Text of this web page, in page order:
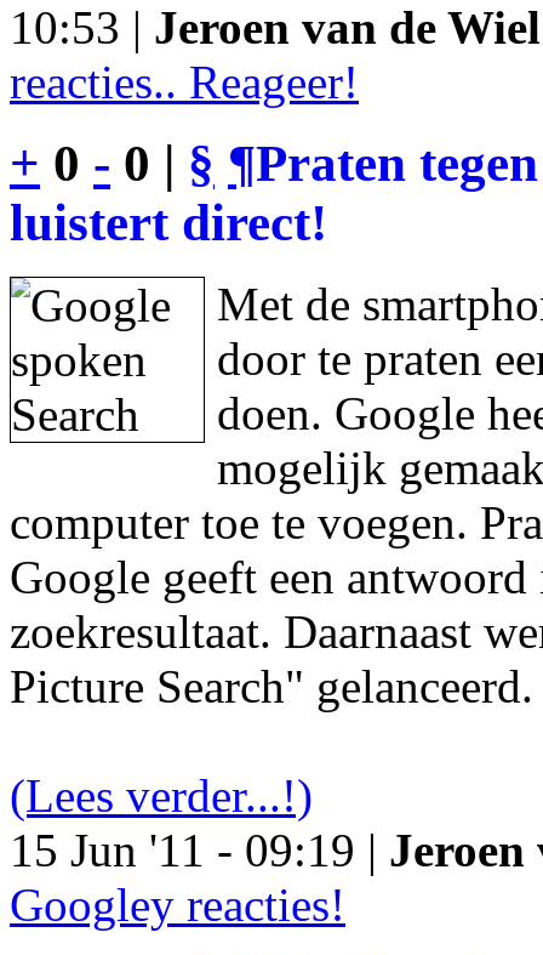
10:53 | Jeroen van de Wiel
reacties.. Reageer!
+ 0 - 0 | § ¶Praten
luistert direct!
Met de
door te praten
doen. Google
mogelijk
computer toe te voegen.
Google geeft een
zoekresultaat. Daarnaast
Picture Search" gelanceerd.
(Lees verder...!)
15 Jun '11 - 09:19 | Jeroen
Googley reacties!